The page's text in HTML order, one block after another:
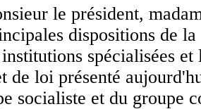
le président,
dispositions de
spécialisées
de loi présenté
socialiste et du groupe